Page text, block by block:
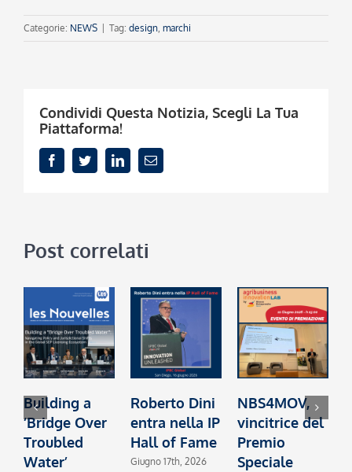
Categorie: NEWS Tag: design, marchi
Condividi Questa Notizia, Scegli La Tua
Piattaforma!
FacebookTwitterLinkedInEmail
Post correlati
Building a
‘Bridge Over
Troubled
Water’
Roberto Dini
entra nella IP
Hall of Fame
Giugno 17th, 2026
NBS4MOV,
vincitrice del
Premio
Speciale